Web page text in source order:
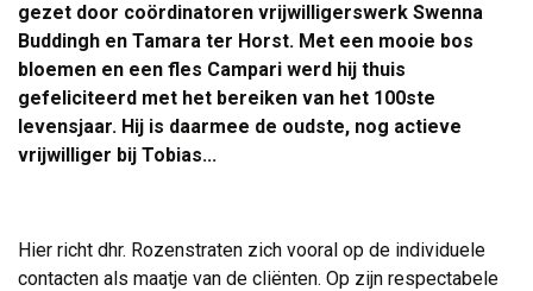
gezet door coördinatoren vrijwilligerswerk Swenna
Buddingh en Tamara ter Horst. Met een mooie bos
bloemen en een fles Campari werd hij thuis
gefeliciteerd met het bereiken van het 100ste
levensjaar. Hij is daarmee de oudste, nog actieve
vrijwilliger bij Tobias...
Hier richt dhr. Rozenstraten zich vooral op de individuele
contacten als maatje van de cliënten. Op zijn respectabele